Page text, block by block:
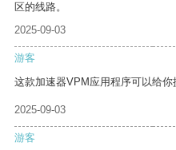
区的线路。
2025-09-03
游客
这款加速器VPM应用程序可以给你
2025-09-03
游客